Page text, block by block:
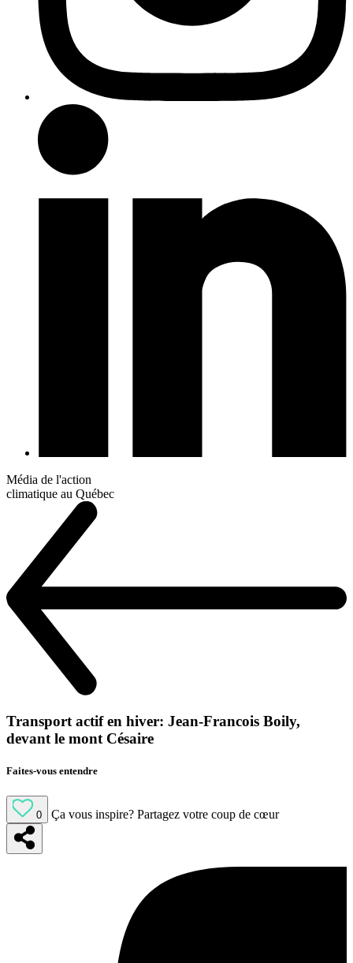
Média de l'action
climatique au Québec
Transport actif en hiver: Jean-Francois Boily,
devant le mont Césaire
Faites-vous entendre
0 Ça vous inspire? Partagez votre coup de cœur